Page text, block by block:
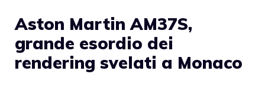
Aston Martin AM37S,
grande esordio dei
rendering svelati a Monaco